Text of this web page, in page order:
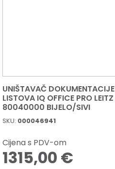
UNIŠTAVAČ DOKUMENTACIJE 7
LISTOVA IQ OFFICE PRO LEITZ
80040000 BIJELO/SIVI
SKU: 000046941
Cijena s PDV-om
1315,00 €